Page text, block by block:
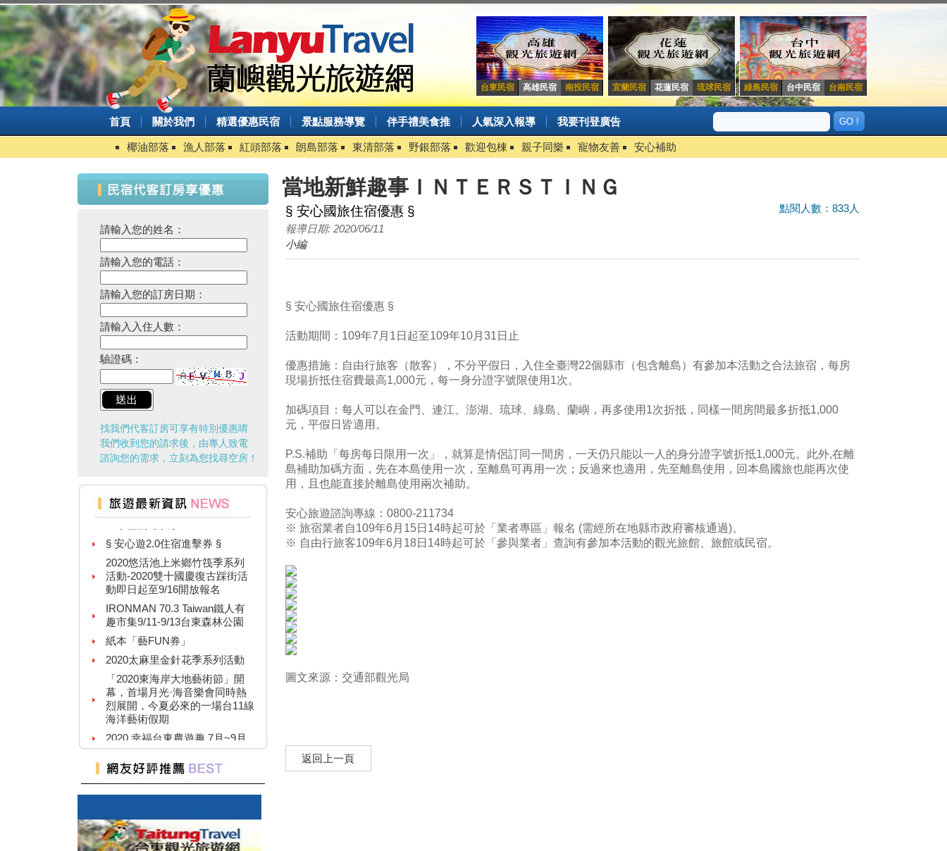
台東民宿 高雄民宿 南投民宿 宜蘭民宿 花蓮民宿 琉球民宿 綠島民宿 台中民宿 台南民宿
首頁 關於我們 精選優惠民宿 景點服務導覽 伴手禮美食推 人氣深入報導 我要刊登廣告
椰油部落 漁人部落 紅頭部落 朗島部落 東清部落 野銀部落 歡迎包棟 親子同樂 寵物友善 安心補助
請輸入您的姓名：
請輸入您的電話：
請輸入您的訂房日期：
請輸入入住人數：
驗證碼：
找我們代客訂房可享有特別優惠唷
我們收到您的請求後，由專人致電
諮詢您的需求，立刻為您找尋空房！
台灣百大景點推薦，集章還有限
量小禮物可以拿
§ 安心遊2.0住宿進擊券 §
2020悠活池上米鄉竹筏季系列
活動-2020雙十國慶復古踩街活
動即日起至9/16開放報名
趣市集9/11-9/13台東森林公園
紙本「藝FUN券」
2020太麻里金針花季系列活動
「2020東海岸大地藝術節」開
幕，首場月光·海音樂會同時熱
烈展開，今夏必來的一場台11線
海洋藝術假期
2020 幸福台東農遊趣 7月~9月
109年關山親水公園夏日野FUN
趣系列活動
暑假必衝！ 全台「七月活動懶
人包」 澎湖花火節、熱氣球嘉
2019擴大國旅秋冬住宿優惠活
動
當地新鮮趣事ＩＮＴＥＲＳＴＩＮＧ
點閱人數：833人
§ 安心國旅住宿優惠 §
報導日期: 2020/06/11
小編
§ 安心國旅住宿優惠 §
活動期間：109年7月1日起至109年10月31日止
優惠措施：自由行旅客（散客），不分平假日，入住全臺灣22個縣市（包含離島）有參加本活動之合法旅宿，每房
現場折抵住宿費最高1,000元，每一身分證字號限使用1次。
加碼項目：每人可以在金門、連江、澎湖、琉球、綠島、蘭嶼，再多使用1次折抵，同樣一間房間最多折抵1,000
元，平假日皆適用。
P.S.補助「每房每日限用一次」，就算是情侶訂同一間房，一天仍只能以一人的身分證字號折抵1,000元。此外,在離
島補助加碼方面，先在本島使用一次，至離島可再用一次；反過來也適用，先至離島使用，回本島國旅也能再次使
用，且也能直接於離島使用兩次補助。
安心旅遊諮詢專線：0800-211734
※ 旅宿業者自109年6月15日14時起可於「業者專區」報名 (需經所在地縣市政府審核通過)。
※ 自由行旅客109年6月18日14時起可於「參與業者」查詢有參加本活動的觀光旅館、旅館或民宿。
圖文來源：交通部觀光局
返回上一頁